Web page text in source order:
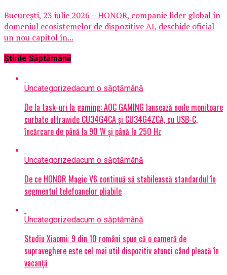
București, 23 iulie 2026 – HONOR, companie lider global în
domeniul ecosistemelor de dispozitive AI, deschide oficial
un nou capitol în...
Știrile Săptămânii
Uncategorizedacum o săptămână
De la task-uri la gaming: AOC GAMING lansează noile monitoare
curbate ultrawide CU34G4CA și CU34G4ZCA, cu USB-C,
încărcare de până la 90 W și până la 250 Hz
Uncategorizedacum o săptămână
De ce HONOR Magic V6 continuă să stabilească standardul în
segmentul telefoanelor pliabile
Uncategorizedacum o săptămână
Studiu Xiaomi: 9 din 10 români spun că o cameră de
supraveghere este cel mai util dispozitiv atunci când pleacă în
vacanță